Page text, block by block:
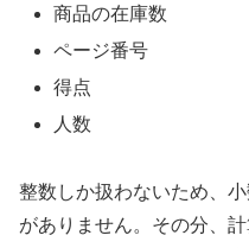
商品の在庫数
ページ番号
得点
人数
整数しか扱わないため、
がありません。その分、